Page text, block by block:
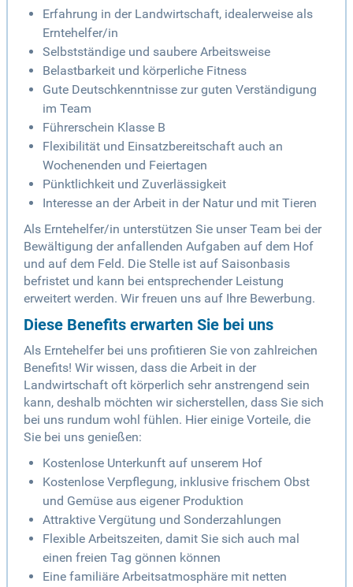
Erfahrung in der Landwirtschaft, idealerweise als
Erntehelfer/in
Selbstständige und saubere Arbeitsweise
Belastbarkeit und körperliche Fitness
Gute Deutschkenntnisse zur guten Verständigung
im Team
Führerschein Klasse B
Flexibilität und Einsatzbereitschaft auch an
Wochenenden und Feiertagen
Pünktlichkeit und Zuverlässigkeit
Interesse an der Arbeit in der Natur und mit Tieren
Als Erntehelfer/in unterstützen Sie unser Team bei der
Bewältigung der anfallenden Aufgaben auf dem Hof
und auf dem Feld. Die Stelle ist auf Saisonbasis
befristet und kann bei entsprechender Leistung
erweitert werden. Wir freuen uns auf Ihre Bewerbung.
Diese Benefits erwarten Sie bei uns
Als Erntehelfer bei uns profitieren Sie von zahlreichen
Benefits! Wir wissen, dass die Arbeit in der
Landwirtschaft oft körperlich sehr anstrengend sein
kann, deshalb möchten wir sicherstellen, dass Sie sich
bei uns rundum wohl fühlen. Hier einige Vorteile, die
Sie bei uns genießen:
Kostenlose Unterkunft auf unserem Hof
Kostenlose Verpflegung, inklusive frischem Obst
und Gemüse aus eigener Produktion
Attraktive Vergütung und Sonderzahlungen
Flexible Arbeitszeiten, damit Sie sich auch mal
einen freien Tag gönnen können
Eine familiäre Arbeitsatmosphäre mit netten